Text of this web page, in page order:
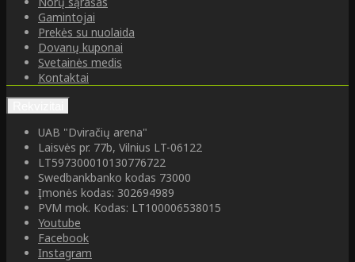
Gamintojai
Prekės su nuolaida
Dovanų kuponai
Svetainės medis
Kontaktai
UAB "Dviračių arena"
Laisvės pr. 77b, Vilnius LT-06122
LT597300010130776722
Swedbankbanko kodas 73000
Įmonės kodas: 302694989
PVM mok. Kodas: LT100006538015
Youtube
Facebook
Instagram